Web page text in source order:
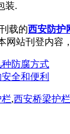
装.
载的西安防护
网站刊登内容
防腐方式
全和便利
栏,西安桥梁护栏